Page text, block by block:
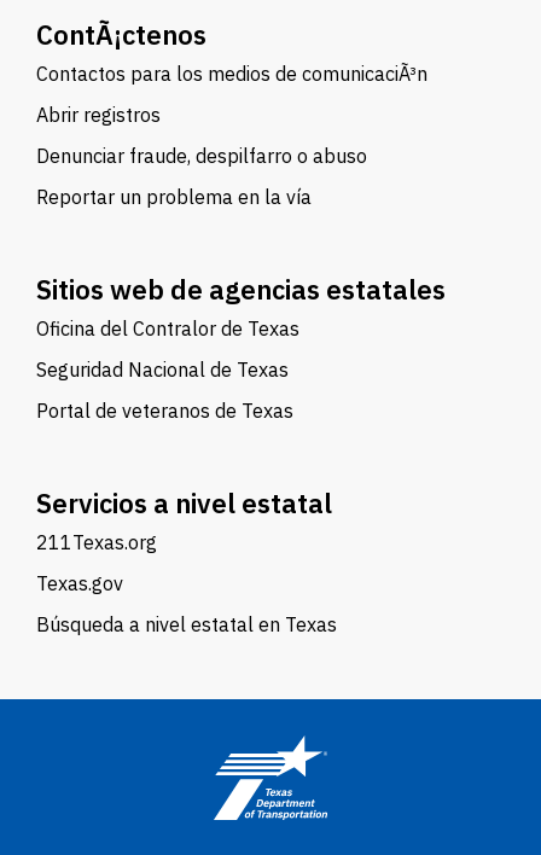
ContÃ¡ctenos
Contactos para los medios de comunicaciÃ³n
Abrir registros
Denunciar fraude, despilfarro o abuso
Reportar un problema en la vía
Sitios web de agencias estatales
Oficina del Contralor de Texas
Seguridad Nacional de Texas
Portal de veteranos de Texas
Servicios a nivel estatal
211Texas.org
Texas.gov
Búsqueda a nivel estatal en Texas